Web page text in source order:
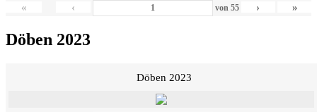
« ‹ von 55 › »
Döben 2023
Döben 2023